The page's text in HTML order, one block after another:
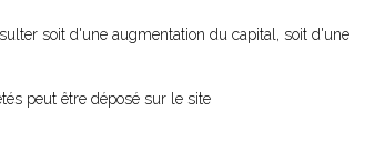
soit d'une augmentation du capital, soit d'une
peut être déposé sur le site